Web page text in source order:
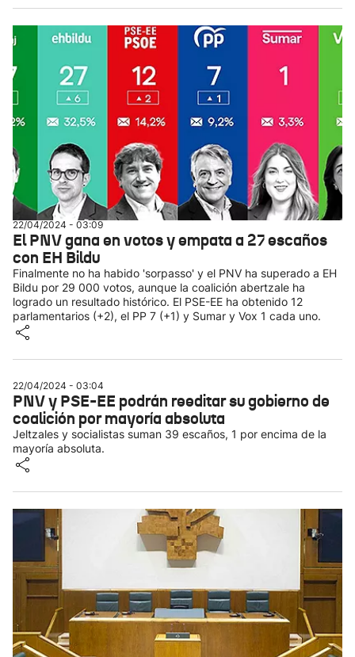
22/04/2024 - 03:09
El PNV gana en votos y empata a 27 escaños
con EH Bildu
Finalmente no ha habido 'sorpasso' y el PNV ha superado a EH
Bildu por 29 000 votos, aunque la coalición abertzale ha
logrado un resultado histórico. El PSE-EE ha obtenido 12
parlamentarios (+2), el PP 7 (+1) y Sumar y Vox 1 cada uno.
22/04/2024 - 03:04
PNV y PSE-EE podrán reeditar su gobierno de
coalición por mayoría absoluta
Jeltzales y socialistas suman 39 escaños, 1 por encima de la
mayoría absoluta.